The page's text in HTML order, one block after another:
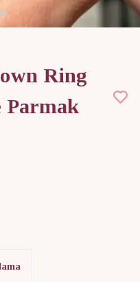
Ring
Parmak